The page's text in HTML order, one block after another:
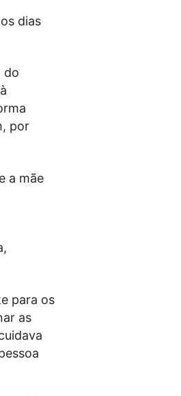
dias
do
por
a mãe
para os
as